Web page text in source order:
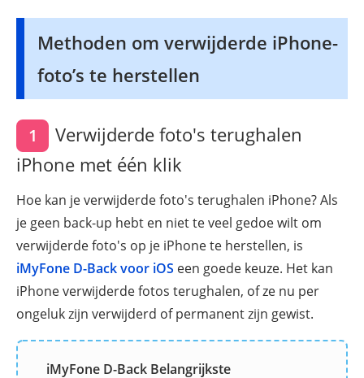
Methoden om verwijderde iPhone-
foto’s te herstellen
1
Verwijderde foto's terughalen
iPhone met één klik
Hoe kan je verwijderde foto's terughalen iPhone? Als
je geen back-up hebt en niet te veel gedoe wilt om
verwijderde foto's op je iPhone te herstellen, is
iMyFone D-Back voor iOS een goede keuze. Het kan
iPhone verwijderde fotos terughalen, of ze nu per
ongeluk zijn verwijderd of permanent zijn gewist.
iMyFone D-Back Belangrijkste